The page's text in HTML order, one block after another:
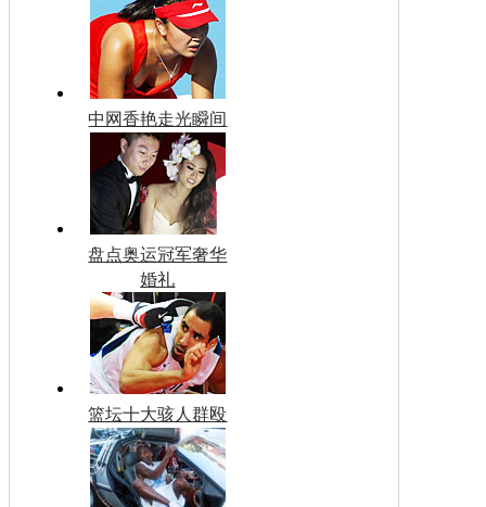
中网香艳走光瞬间
盘点奥运冠军奢华
婚礼
篮坛十大骇人群殴